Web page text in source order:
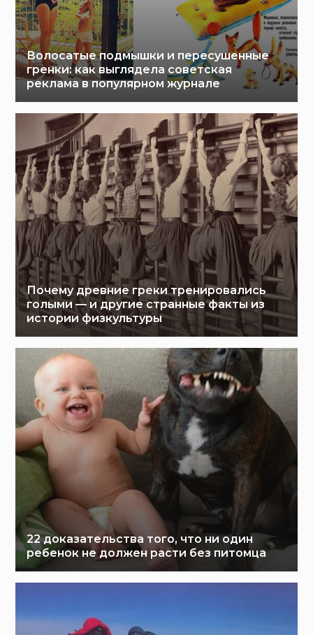
Волосатые подмышки и пересушенные
гренки: как выглядела советская
реклама в популярном журнале
Почему древние греки тренировались
голыми — и другие странные факты из
истории физкультуры
22 доказательства того, что ни один
ребенок не должен расти без питомца